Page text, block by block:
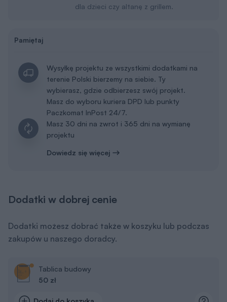
dla dzieci czy altanę z grillem.
Pamiętaj
Wysyłkę projektu ze wszystkimi dodatkami na
terenie Polski bierzemy na siebie. Ty
wybierasz, gdzie odbierzesz swój projekt.
Masz do wyboru kuriera DPD lub punkty
Paczkomat InPost 24/7.
Masz 30 dni na zwrot i 365 dni na wymianę
projektu
Dowiedz się więcej
Dodatki w dobrej cenie
Dodatki możesz dobrać także w koszyku lub podczas
zakupów u naszego doradcy.
Tablica budowy
50 zł